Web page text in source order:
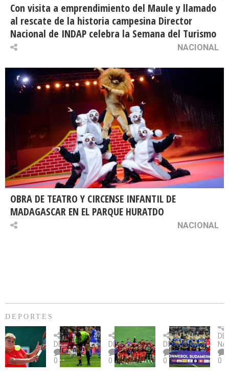
Con visita a emprendimiento del Maule y llamado
al rescate de la historia campesina Director
Nacional de INDAP celebra la Semana del Turismo
NACIONAL
OBRA DE TEATRO Y CIRCENSE INFANTIL DE
MADAGASCAR EN EL PARQUE HURATDO
NACIONAL
DEPORTES
Billie
Jean
King
Cup:
DEPORTES
0
U.
Católica
fue
citada
DEPORTES
0
Copa
Sudamericana:
U.
La
DEPORTES
0
un
0